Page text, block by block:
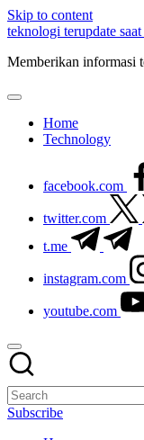
Skip to content
teknologi terupdate
Memberikan informasi
Home
Technology
facebook.com
twitter.com
t.me
instagram.com
youtube.com
Subscribe